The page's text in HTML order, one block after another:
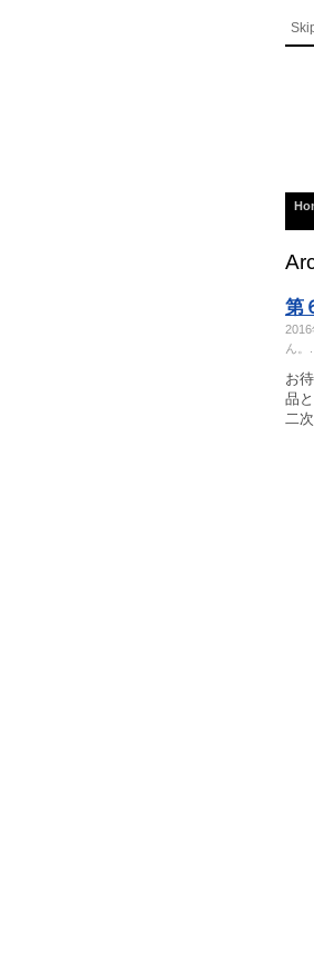
第
ん。
お
品
二